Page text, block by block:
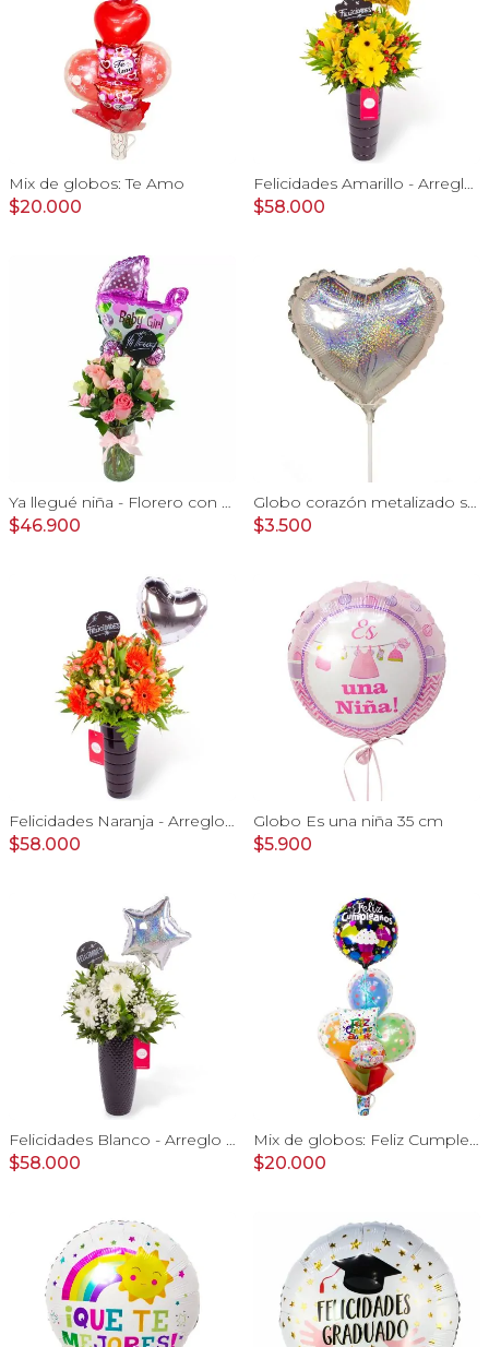
Mix de globos: Te Amo
$20.000
Felicidades Amarillo - Arreglo floral con globo, gerberas y astromelias amarillas e hypericum
$58.000
Ya llegué niña - Florero con rosas rosado, damasco, blanco y miniclaveles
$46.900
Globo corazón metalizado shape 22cm
$3.500
Felicidades Naranja - Arreglo floral con globo, gerberas y astromelias naranjas e hypericum
$58.000
Globo Es una niña 35 cm
$5.900
Felicidades Blanco - Arreglo floral con globo, gerberas, astromelias y gypsophilas
$58.000
Mix de globos: Feliz Cumpleaños
$20.000